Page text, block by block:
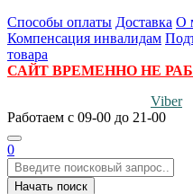
Способы оплаты Доставка О
Компенсация инвалидам
товара
САЙТ ВРЕМЕННО НЕ
Viber
Работаем с 09-00 до 21-00
0
Начать поиск